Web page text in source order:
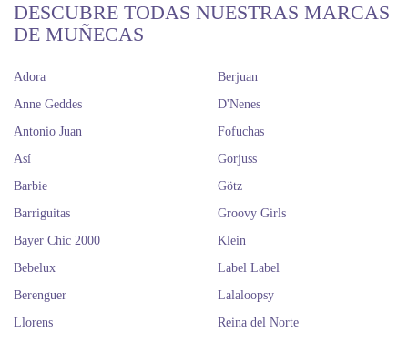
DESCUBRE TODAS NUESTRAS MARCAS
DE MUÑECAS
Adora
Anne Geddes
Antonio Juan
Así
Barbie
Barriguitas
Bayer Chic 2000
Bebelux
Berenguer
Berjuan
D'Nenes
Fofuchas
Gorjuss
Götz
Groovy Girls
Klein
Label Label
Lalaloopsy
Llorens
Reina del Norte